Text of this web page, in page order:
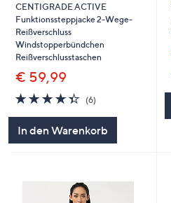
CENTIGRADE ACTIVE
Funktionssteppjacke 2-Wege-
Reißverschluss
Windstopperbündchen
Reißverschlusstaschen
€ 59,99
4.3
von
(6)
In den Warenkorb